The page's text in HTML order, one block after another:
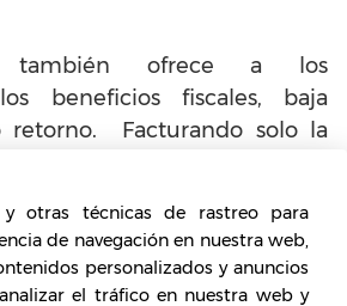
también ofrece a los
beneficios fiscales, baja
retorno. Facturando solo la
una recuperación de
de 3 a 6 meses.
y otras técnicas de rastreo para
de navegación en nuestra web,
personalizados y anuncios
el tráfico en nuestra web y